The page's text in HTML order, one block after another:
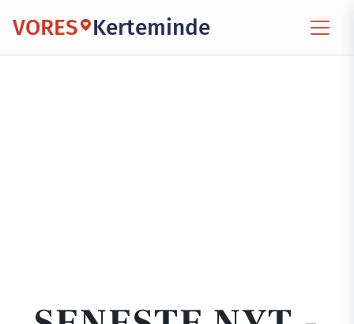
VORES Kerteminde